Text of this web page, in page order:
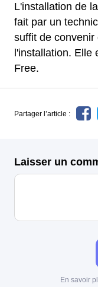
L'installation de
fait par un
suffit de
l'installation. Elle
Free.
Partager l’article :
Laisser un
En savoir